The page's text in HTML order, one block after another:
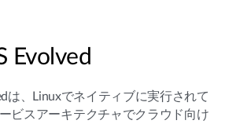
Evolved
は、Linuxでネイティブに実行されて
ビスアーキテクチャでクラウド向け